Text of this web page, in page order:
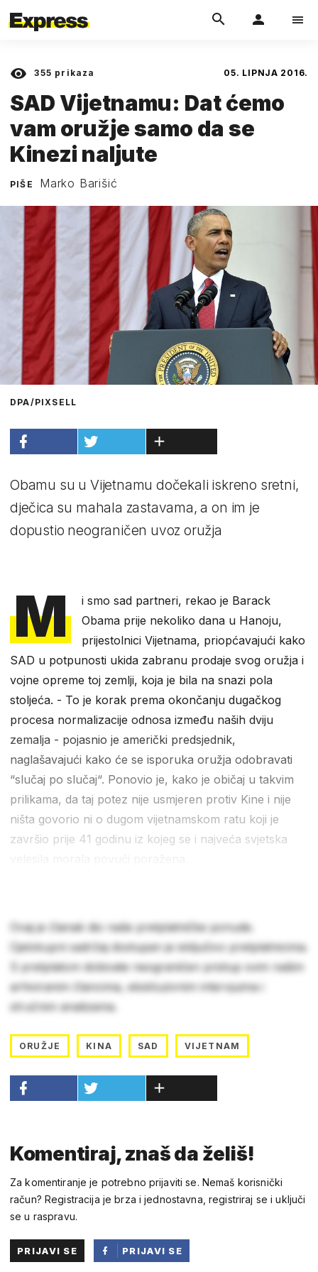
355 prikaza 05. LIPNJA 2016.
SAD Vijetnamu: Dat ćemo
vam oružje samo da se
Kinezi naljute
PIŠE Marko Barišić
DPA/PIXSELL
Obamu su u Vijetnamu dočekali iskreno sretni,
dječica su mahala zastavama, a on im je
dopustio neograničen uvoz oružja
M
i smo sad partneri, rekao je Barack
Obama prije nekoliko dana u Hanoju,
prijestolnici Vijetnama, priopćavajući kako
SAD u potpunosti ukida zabranu prodaje svog oružja i
vojne opreme toj zemlji, koja je bila na snazi pola
stoljeća. - To je korak prema okončanju dugačkog
procesa normalizacije odnosa između naših dviju
zemalja - pojasnio je američki predsjednik,
naglašavajući kako će se isporuka oružja odobravati
“slučaj po slučaj“. Ponovio je, kako je običaj u takvim
prilikama, da taj potez nije usmjeren protiv Kine i nije
ništa govorio ni o dugom vijetnamskom ratu koji je
završio prije 41 godinu iz kojeg se i najveća svjetska
Ovaj je članak dio naše pretplatničke ponude.
Cjelokupni sadržaj dostupan je isključivo pretplatnicima.
S pretplatom dobivate neograničen pristup svim našim
arhiviranim člancima, ekskluzivnim intervjuima i
stručnim analizama.
ORUŽJE KINA SAD VIJETNAM
Komentiraj, znaš da želiš!
Za komentiranje je potrebno prijaviti se. Nemaš korisnički
račun? Registracija je brza i jednostavna, registriraj se i uključi
se u raspravu.
PRIJAVI SE
PRIJAVI SE